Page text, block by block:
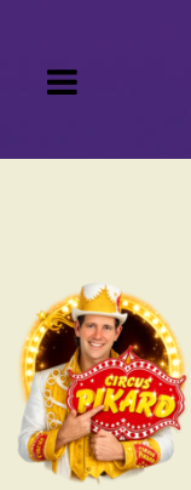
Tournee
VIP-Kartei
Artisten